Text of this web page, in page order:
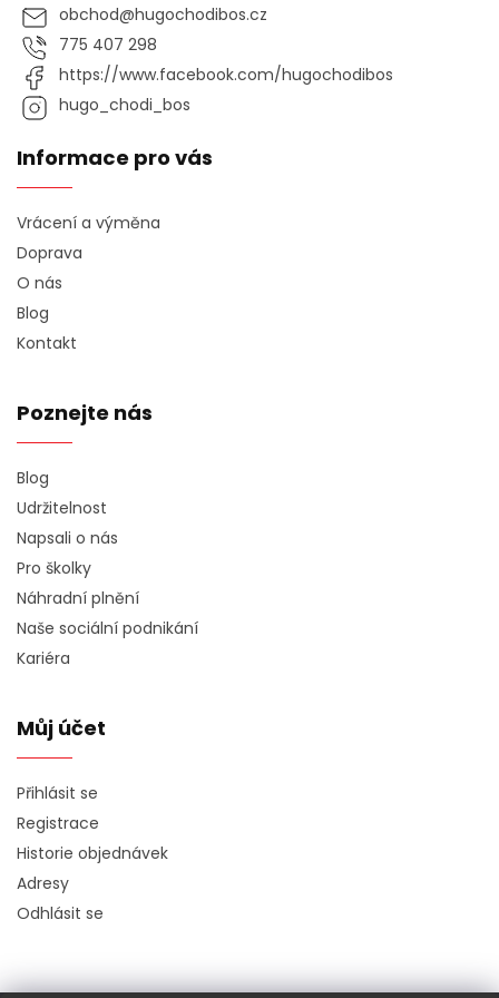
obchod@hugochodibos.cz
775 407 298
https://www.facebook.com/hugochodibos
hugo_chodi_bos
Informace pro vás
Vrácení a výměna
Doprava
O nás
Blog
Kontakt
Poznejte nás
Blog
Udržitelnost
Napsali o nás
Pro školky
Náhradní plnění
Naše sociální podnikání
Kariéra
Můj účet
Přihlásit se
Registrace
Historie objednávek
Adresy
Odhlásit se